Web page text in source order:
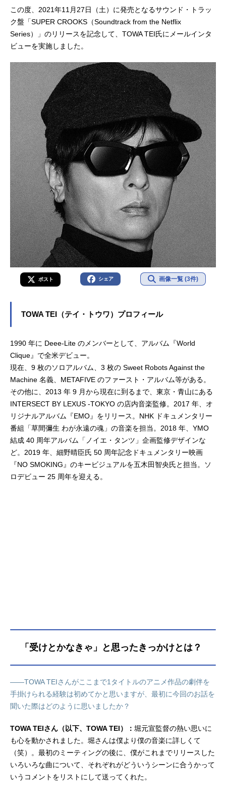
この度、2021年11月27日（土）に発売となるサウンド・トラッ
ク盤「SUPER CROOKS（Soundtrack from the Netflix
Series）」のリリースを記念して、TOWA TEI氏にメールインタ
ビューを実施しました。
ポスト シェア 画像一覧 (3件)
TOWA TEI（テイ・トウワ）プロフィール
1990 年に Deee-Lite のメンバーとして、アルバム『World
Clique』で全米デビュー。
現在、9 枚のソロアルバム、3 枚の Sweet Robots Against the
Machine 名義、METAFIVE のファースト・アルバム等がある。
その他に、2013 年 9 月から現在に到るまで、東京・青山にある
INTERSECT BY LEXUS -TOKYO の店内音楽監修。2017 年、オ
リジナルアルバム『EMO』をリリース。NHK ドキュメンタリー
番組「草間彌生 わが永遠の魂」の音楽を担当。2018 年、YMO
結成 40 周年アルバム「ノイエ・タンツ」企画監修デザインな
ど。2019 年、細野晴臣氏 50 周年記念ドキュメンタリー映画
『NO SMOKING』のキービジュアルを五木田智央氏と担当。ソ
ロデビュー 25 周年を迎える。
「受けとかなきゃ」と思ったきっかけとは？
――TOWA TEIさんがここまで1タイトルのアニメ作品の劇伴を
手掛けられる経験は初めてかと思いますが、最初に今回のお話を
聞いた際はどのように思いましたか？
TOWA TEIさん（以下、TOWA TEI）： 堀元宣監督の熱い思いに
も心を動かされました。堀さんは僕より僕の音楽に詳しくて
（笑）。最初のミーティングの後に、僕がこれまでリリースした
いろいろな曲について、それぞれがどういうシーンに合うかって
いうコメントをリストにして送ってくれた。